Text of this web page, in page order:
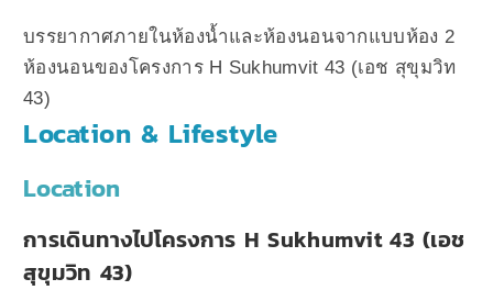
บรรยากาศภายในห้องน้ำและห้องนอนจากแบบห้อง 2
ห้องนอนของโครงการ H Sukhumvit 43 (เอช สุขุมวิท
43)
Location & Lifestyle
Location
การเดินทางไปโครงการ H Sukhumvit 43 (เอช
สุขุมวิท 43)